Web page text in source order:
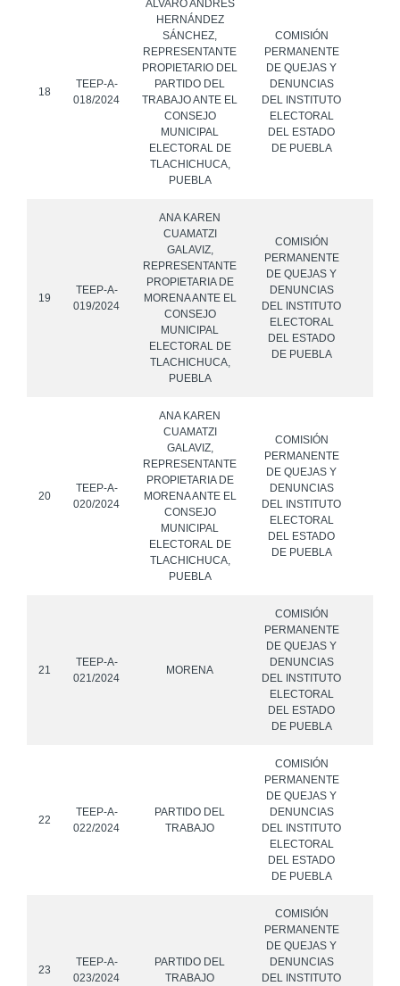
18
TEEP-A-
018/2024
ÁLVARO ANDRÉS
HERNÁNDEZ
SÁNCHEZ,
REPRESENTANTE
PROPIETARIO DEL
PARTIDO DEL
TRABAJO ANTE EL
CONSEJO
MUNICIPAL
ELECTORAL DE
TLACHICHUCA,
PUEBLA
COMISIÓN
PERMANENTE
DE QUEJAS Y
DENUNCIAS
DEL INSTITUTO
ELECTORAL
DEL ESTADO
DE PUEBLA
19
TEEP-A-
019/2024
ANA KAREN
CUAMATZI
GALAVIZ,
REPRESENTANTE
PROPIETARIA DE
MORENA ANTE EL
CONSEJO
MUNICIPAL
ELECTORAL DE
TLACHICHUCA,
PUEBLA
COMISIÓN
PERMANENTE
DE QUEJAS Y
DENUNCIAS
DEL INSTITUTO
ELECTORAL
DEL ESTADO
DE PUEBLA
20
TEEP-A-
020/2024
ANA KAREN
CUAMATZI
GALAVIZ,
REPRESENTANTE
PROPIETARIA DE
MORENA ANTE EL
CONSEJO
MUNICIPAL
ELECTORAL DE
TLACHICHUCA,
PUEBLA
COMISIÓN
PERMANENTE
DE QUEJAS Y
DENUNCIAS
DEL INSTITUTO
ELECTORAL
DEL ESTADO
DE PUEBLA
21
TEEP-A-
021/2024
MORENA
COMISIÓN
PERMANENTE
DE QUEJAS Y
DENUNCIAS
DEL INSTITUTO
ELECTORAL
DEL ESTADO
DE PUEBLA
22
TEEP-A-
022/2024
PARTIDO DEL
TRABAJO
COMISIÓN
PERMANENTE
DE QUEJAS Y
DENUNCIAS
DEL INSTITUTO
ELECTORAL
DEL ESTADO
DE PUEBLA
23
TEEP-A-
023/2024
PARTIDO DEL
TRABAJO
COMISIÓN
PERMANENTE
DE QUEJAS Y
DENUNCIAS
DEL INSTITUTO